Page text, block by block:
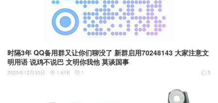
时隔3年 QQ备用群又让你们聊没了 新群启用70248143 大家注意文
明用语 说鸡不说巴 文明你我他 莫谈国事
 5
2025年12月30日  1.61K  1